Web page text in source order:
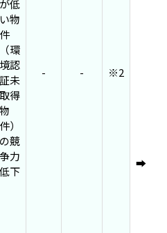
が低
い物
件
（環
境認
証未
取得
物
件）
の競
争力
低下
- - ※2
➡